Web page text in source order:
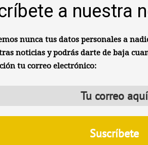
a nuestra
nunca tus datos personales a
noticias y podrás darte de baja
tu correo electrónico: